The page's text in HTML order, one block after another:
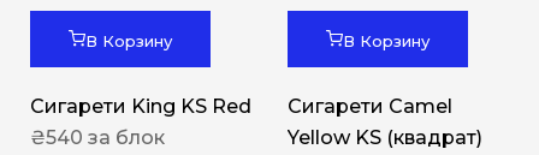
В Корзину
Сигарети King KS Red
₴540 за блок
В Корзину
Сигарети Camel
Yellow KS (квадрат)